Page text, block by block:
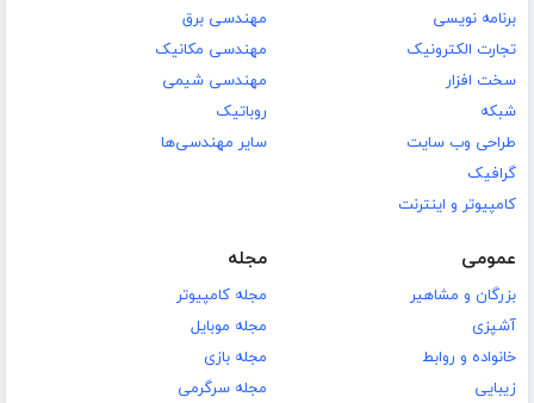
برنامه نویسی
تجارت الکترونیک
سخت افزار
شبکه
طراحی وب سایت
گرافیک
کامپیوتر و اینترنت
مهندسی برق
مهندسی مکانیک
مهندسی شیمی
روباتیک
سایر مهندسی‌ها
عمومی
بزرگان و مشاهیر
آشپزی
خانواده و روابط
زیبایی
مجله
مجله کامپیوتر
مجله موبایل
مجله بازی
مجله سرگرمی